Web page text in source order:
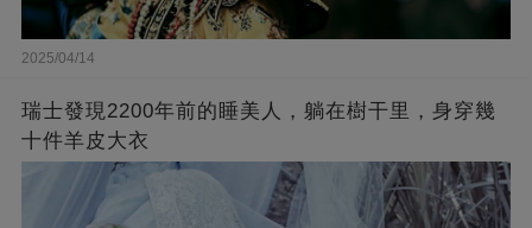
2025/04/14
瑞士發現2200年前的睡美人，躺在樹干里，身穿幾
十件羊皮大衣